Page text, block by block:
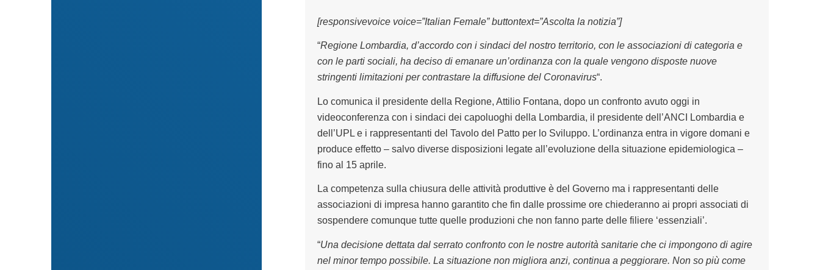
[responsivevoice voice=”Italian Female” buttontext=”Ascolta la notizia”]
“Regione Lombardia, d’accordo con i sindaci del nostro territorio, con le associazioni di categoria e
con le parti sociali, ha deciso di emanare un’ordinanza con la quale vengono disposte nuove
stringenti limitazioni per contrastare la diffusione del Coronavirus“.
Lo comunica il presidente della Regione, Attilio Fontana, dopo un confronto avuto oggi in
videoconferenza con i sindaci dei capoluoghi della Lombardia, il presidente dell’ANCI Lombardia e
dell’UPL e i rappresentanti del Tavolo del Patto per lo Sviluppo. L’ordinanza entra in vigore domani e
produce effetto – salvo diverse disposizioni legate all’evoluzione della situazione epidemiologica –
fino al 15 aprile.
La competenza sulla chiusura delle attività produttive è del Governo ma i rappresentanti delle
associazioni di impresa hanno garantito che fin dalle prossime ore chiederanno ai propri associati di
sospendere comunque tutte quelle produzioni che non fanno parte delle filiere ‘essenziali’.
“Una decisione dettata dal serrato confronto con le nostre autorità sanitarie che ci impongono di agire
nel minor tempo possibile. La situazione non migliora anzi, continua a peggiorare. Non so più come